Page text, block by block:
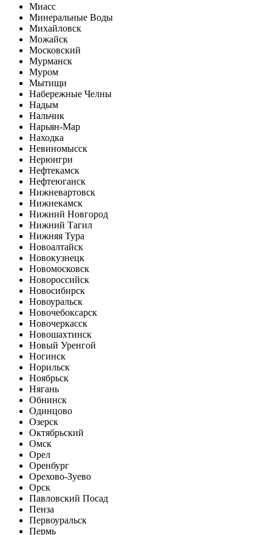
Миасс
Минеральные Воды
Михайловск
Можайск
Московский
Мурманск
Муром
Мытищи
Набережные Челны
Надым
Нальчик
Нарьян-Мар
Находка
Невиномысск
Нерюнгри
Нефтекамск
Нефтеюганск
Нижневартовск
Нижнекамск
Нижний Новгород
Нижний Тагил
Нижняя Тура
Новоалтайск
Новокузнецк
Новомосковск
Новороссийск
Новосибирск
Новоуральск
Новочебоксарск
Новочеркасск
Новошахтинск
Новый Уренгой
Ногинск
Норильск
Ноябрьск
Нягань
Обнинск
Одинцово
Озерск
Октябрьский
Омск
Орел
Оренбург
Орехово-Зуево
Орск
Павловский Посад
Пенза
Первоуральск
Пермь